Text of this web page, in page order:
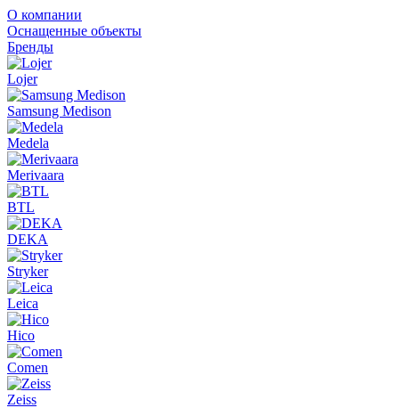
О компании
Оснащенные объекты
Бренды
Lojer
Samsung Medison
Medela
Merivaara
BTL
DEKA
Stryker
Leica
Hico
Comen
Zeiss